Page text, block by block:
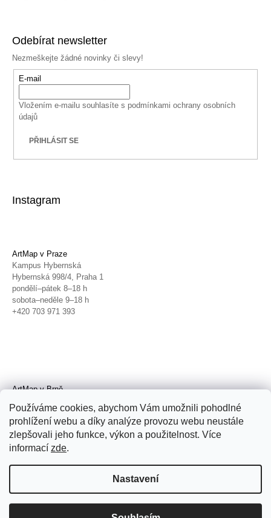
Používáme cookies, abychom Vám umožnili pohodlné
prohlížení webu a díky analýze provozu webu neustále
zlepšovali jeho funkce, výkon a použitelnost. Více
informací zde.
Nastavení
Odebírat newsletter
Nezmeškejte žádné novinky či slevy!
E-mail
Vložením e-mailu souhlasíte s podmínkami ochrany osobních
údajů
PŘIHLÁSIT SE
Instagram
ArtMap v Praze
Kampus Hybernská
Hybernská 998/4, Praha 1
pondělí–pátek 8–18 h
sobota–neděle 9–18 h
+420 703 971 393
ArtMap v Brně
Radnická 4, Brno
úterý–pátek 11–19 h
sobota 14–19 h
+420 702 152 298